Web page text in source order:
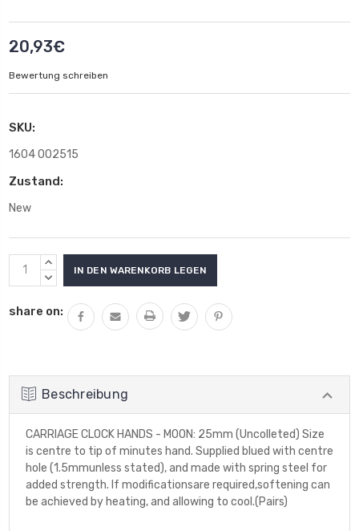
20,93€
Bewertung schreiben
SKU:
1604 002515
Zustand:
New
Aktueller
Lagerbestand:
MENGE
VON
ERHÖHEN
MENGE
UNDEFINED
VERRINGERN
share on:
Beschreibung
CARRIAGE CLOCK HANDS - MOON: 25mm (Uncolleted) Size
is centre to tip of minutes hand. Supplied blued with centre
hole (1.5mmunless stated), and made with spring steel for
added strength. If modificationsare required,softening can
be achieved by heating, and allowing to cool.(Pairs)